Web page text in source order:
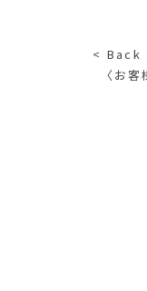
< Back
〈お